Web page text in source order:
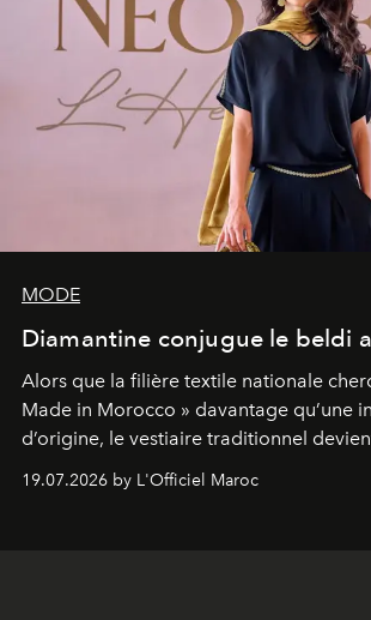
MODE
Diamantine conjugue le beldi
Alors que la filière textile nationale
Made in Morocco » davantage qu’une
d’origine, le vestiaire traditionnel
d’expérimentation. Avec Néo Beldi,
révise les proportions et les usages pour
19.07.2026 by L'Officiel Maroc